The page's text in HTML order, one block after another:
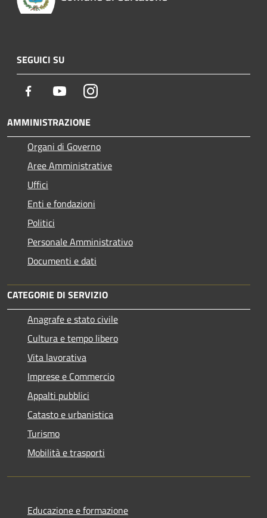
SEGUICI SU
Facebook YoutubeInstagram
AMMINISTRAZIONE
Organi di Governo
Aree Amministrative
Uffici
Enti e fondazioni
Politici
Personale Amministrativo
Documenti e dati
CATEGORIE DI SERVIZIO
Anagrafe e stato civile
Cultura e tempo libero
Vita lavorativa
Imprese e Commercio
Appalti pubblici
Catasto e urbanistica
Turismo
Mobilità e trasporti
Educazione e formazione